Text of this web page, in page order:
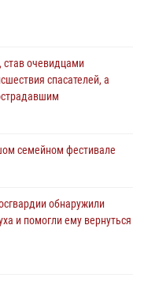
став очевидцами
спасателей, а
семейном фестивале
обнаружили
и помогли ему вернуться